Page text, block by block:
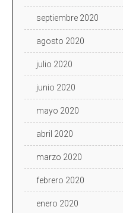
septiembre 2020
agosto 2020
julio 2020
junio 2020
mayo 2020
abril 2020
marzo 2020
febrero 2020
enero 2020